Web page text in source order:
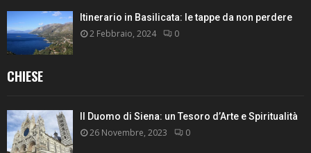
Itinerario in Basilicata: le tappe da non perdere
2 Febbraio, 2024 0
CHIESE
Il Duomo di Siena: un Tesoro d’Arte e Spiritualità
26 Novembre, 2023 0